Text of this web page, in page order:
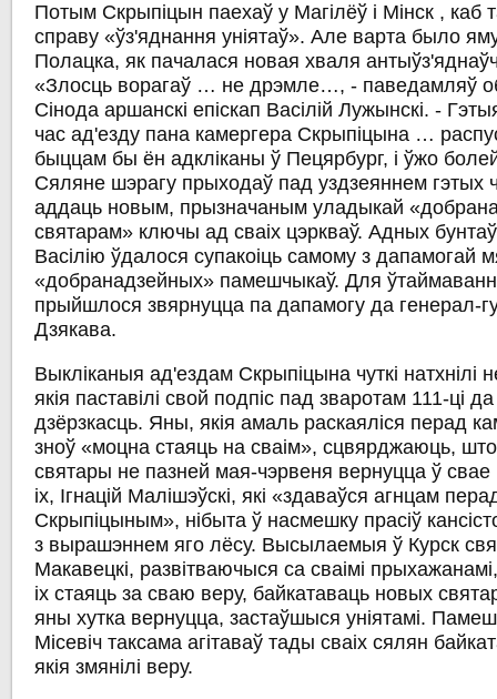
Потым Скрыпіцын паехаў у Магілёў і Мінск ,
справу «ўз'яднання уніятаў». Але варта было
Полацка, як пачалася новая хваля
«Злосць ворагаў … не дрэмле…, - паведамляў
Сінода аршанскі епіскап Васілій Лужынскі. -
час ад'езду пана камергера Скрыпіцына …
быццам бы ён адкліканы ў Пецярбург, і ўжо
Сяляне шэрагу прыходаў пад уздзеяннем гэтых
аддаць новым, прызначаным уладыкай
святарам» ключы ад сваіх цэркваў. Адных
Васілію ўдалося супакоіць самому з дапамогай
«добранадзейных» памешчыкаў. Для
прыйшлося звярнуцца па дапамогу да генерал-
Дзякава.
Выкліканыя ад'ездам Скрыпіцына чуткі натхнілі
якія паставілі свой подпіс пад зваротам 111-ці
дзёрзкасць. Яны, якія амаль раскаяліся перад
зноў «моцна стаяць на сваім», сцвярджаюць,
святары не пазней мая-чэрвеня вернуцца ў
іх, Ігнацій Малішэўскі, які «здаваўся агнцам
Скрыпіцыным», нібыта ў насмешку прасіў
з вырашэннем яго лёсу. Высылаемыя ў Курск
Макавецкі, развітваючыся са сваімі прыхажанамі,
іх стаяць за сваю веру, байкатаваць новых
яны хутка вернуцца, застаўшыся уніятамі.
Місевіч таксама агітаваў тады сваіх сялян
якія змянілі веру.